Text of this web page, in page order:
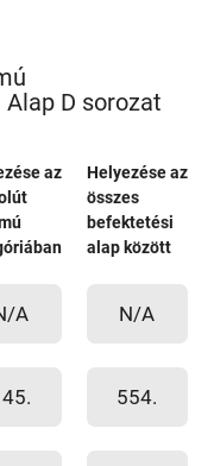
D sorozat
az
Helyezése az
összes
befektetési
alap között
A N/A
554.